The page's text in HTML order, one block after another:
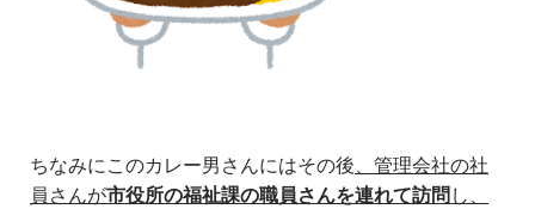
ちなみにこのカレー男さんにはその後 、管理会社の社
員さんが市役所の福祉課の職員さんを連れて訪問 し、